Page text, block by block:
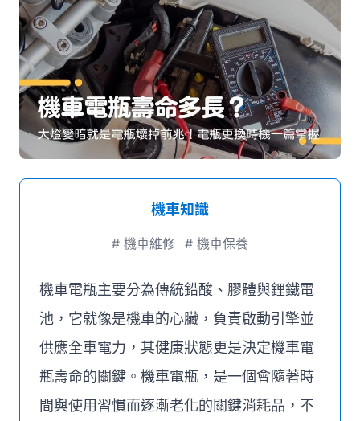
媒體推薦
聯絡我們
機車知識
# 機車維修 # 機車保養
機車電瓶主要分為傳統鉛酸、膠體與鋰鐵電
池，它就像是機車的心臟，負責啟動引擎並
供應全車電力，其健康狀態更是決定機車電
瓶壽命的關鍵。機車電瓶，是一個會隨著時
間與使用習慣而逐漸老化的關鍵消耗品，不